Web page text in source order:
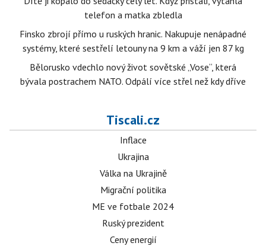
telefon a matka zbledla
Finsko zbrojí přímo u ruských hranic. Nakupuje nenápadné
systémy, které sestřelí letouny na 9 km a váží jen 87 kg
Bělorusko vdechlo nový život sovětské „Vose“, která
bývala postrachem NATO. Odpálí více střel než kdy dříve
Tiscali.cz
Inflace
Ukrajina
Válka na Ukrajině
Migrační politika
ME ve fotbale 2024
Ruský prezident
Ceny energií